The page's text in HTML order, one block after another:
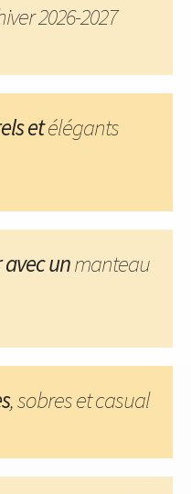
2026-2027
etélégants
unmanteau
, sobres et casual